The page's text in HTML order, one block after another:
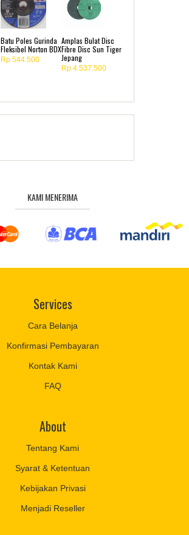
Batu Poles Gurinda
Fleksibel Norton BDX
Rp 544.500
Amplas Bulat Disc
Fibre Disc Sun Tiger
Jepang
Rp 4.537.500
KAMI MENERIMA
Services
Cara Belanja
Konfirmasi Pembayaran
Kontak Kami
FAQ
About
Tentang Kami
Syarat & Ketentuan
Kebijakan Privasi
Menjadi Reseller